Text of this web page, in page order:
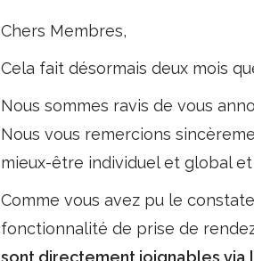
Chers Membres,
Cela fait désormais deux mois
Nous sommes ravis de vous
Nous vous remercions
mieux-être individuel et global
Comme vous avez pu le
fonctionnalité de prise de
sont directement joignables via